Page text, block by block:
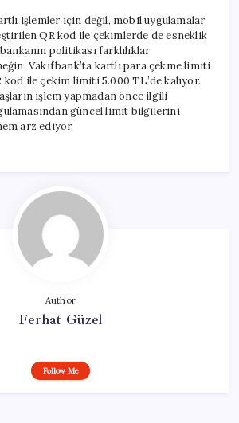
işlemler için değil, mobil uygulamalar
QR kod ile çekimlerde de esneklik
politikası farklılıklar
Vakıfbank’ta kartlı para çekme limiti
ile çekim limiti 5.000 TL’de kalıyor.
işlem yapmadan önce ilgili
güncel limit bilgilerini
arz ediyor.
Author
Ferhat Güzel
Follow Me